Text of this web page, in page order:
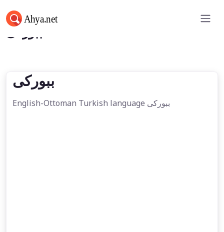
ببوركی
ببوركی
English-Ottoman Turkish language ببوركی